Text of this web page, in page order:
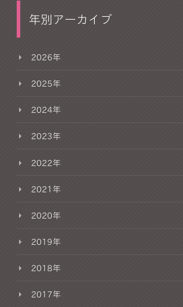
年別アーカイブ
2026年
2025年
2024年
2023年
2022年
2021年
2020年
2019年
2018年
2017年